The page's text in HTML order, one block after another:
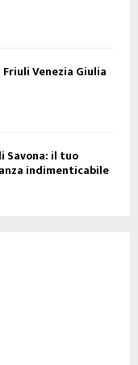
Venezia Giulia
Savona: il tuo
indimenticabile